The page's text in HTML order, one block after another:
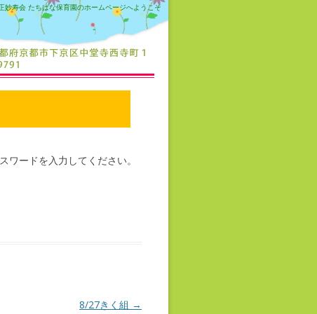
妙寿会 たちばな保育園のホームページへようこそ
ードを入力してください。
8/27きく組 →